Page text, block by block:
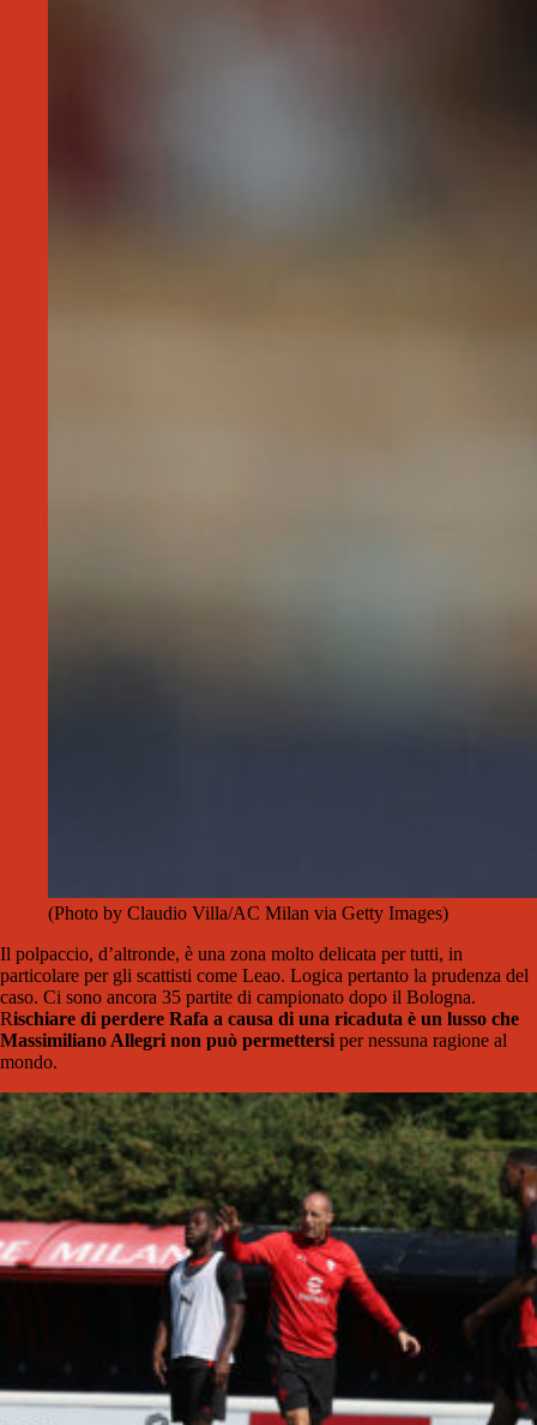
(Photo by Claudio Villa/AC Milan via Getty Images)
Il polpaccio, d’altronde, è una zona molto delicata per tutti, in
particolare per gli scattisti come Leao. Logica pertanto la prudenza del
caso. Ci sono ancora 35 partite di campionato dopo il Bologna.
Rischiare di perdere Rafa a causa di una ricaduta è un lusso che
Massimiliano Allegri non può permettersiper nessuna ragione al
mondo.